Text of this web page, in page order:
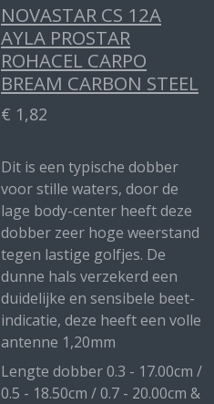
NOVASTAR CS 12A
AYLA PROSTAR
ROHACEL CARPO
BREAM CARBON STEEL
€ 1,82
Dit is een typische dobber
voor stille waters, door de
lage body-center heeft deze
dobber zeer hoge weerstand
tegen lastige golfjes. De
dunne hals verzekerd een
duidelijke en sensibele beet-
indicatie, deze heeft een volle
antenne 1,20mm
Lengte dobber 0.3 - 17.00cm /
0.5 - 18.50cm / 0.7 - 20.00cm &